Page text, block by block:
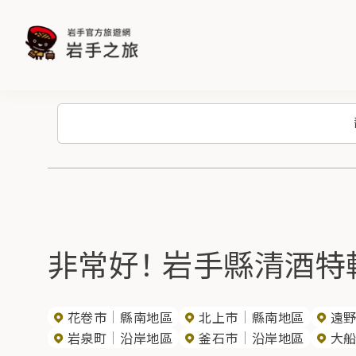
非常好！ 岩手縣清酒
花卷市 縣南地區 北上市 縣南地區
遠
岩泉町
沿岸地區 釜石市 沿岸地區 大